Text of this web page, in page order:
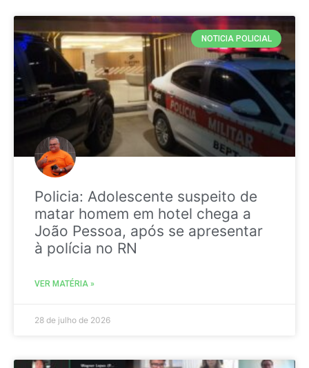
NOTICIA POLICIAL
Policia: Adolescente suspeito de
matar homem em hotel chega a
João Pessoa, após se apresentar
à polícia no RN
VER MATÉRIA »
28 de julho de 2026